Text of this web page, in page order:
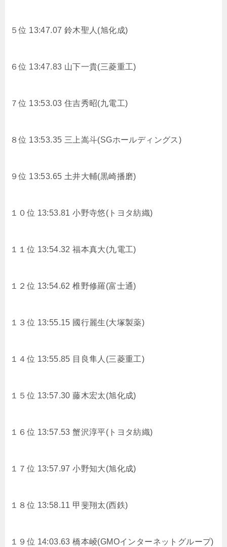
５位 13:47.07 鈴木聖人(旭化成)
６位 13:47.83 山下一貴(三菱重工)
７位 13:53.03 住吉秀昭(九電工)
８位 13:53.35 三上嵩斗(SGホールディングス)
９位 13:53.65 土井大輔(黒崎播磨)
１０位 13:53.81小野寺悠(トヨタ紡織)
１１位 13:54.32福本真大(九電工)
１２位 13:54.62椎野修羅(富士通)
１３位 13:55.15 國行麗生(大塚製薬)
１４位 13:55.85 目良隼人(三菱重工)
１５位 13:57.30藤木宏太(旭化成)
１６位 13:57.53蟹沢淳平(トヨタ紡織)
１７位 13:57.97小野知大(旭化成)
１８位 13:58.11 甲斐翔太(西鉄)
１９位 14:03.63橋本崚(GMOインターネットグループ)